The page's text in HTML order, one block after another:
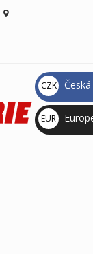
CZK
Kč
EUR
€